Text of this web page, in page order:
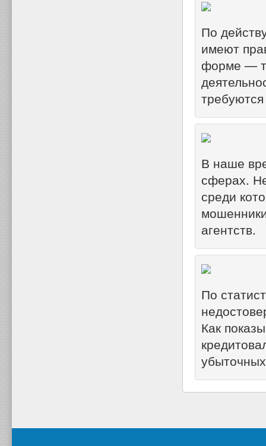
По
имеют
форме —
В наше
сферах.
среди
агентств.
По
Как